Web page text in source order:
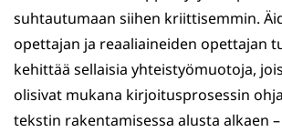
suhtautumaan siihen kriittisemmin.
opettajan ja reaaliaineiden opettajan
kehittää sellaisia yhteistyömuotoja,
olisivat mukana kirjoitusprosessin
tekstin rakentamisessa alusta alkaen